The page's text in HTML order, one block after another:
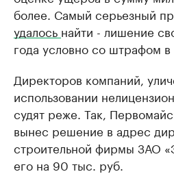
более. Самый серьезный
удалось найти - лишение
года условно со штрафом
Директоров компаний,
использовании
судят реже. Так,
вынес решение в адрес
строительной фирмы ЗАО
его на 90 тыс. руб.